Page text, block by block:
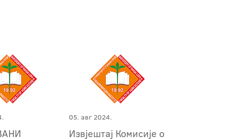
05. авг 2024.
Извјештај Комисије о